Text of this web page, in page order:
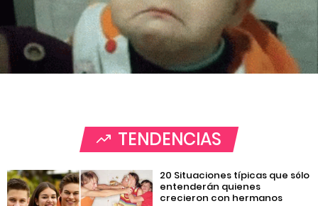
TENDENCIAS
20 Situaciones típicas que sólo
entenderán quienes
crecieron con hermanos